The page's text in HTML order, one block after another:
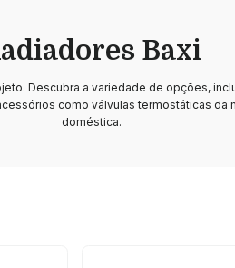
Baxi
Descubra a variedade de opções,
como válvulas termostáticas da
doméstica.